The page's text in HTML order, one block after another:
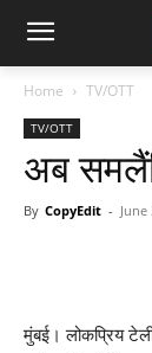
Home TV/OTT
TV/OTT
अब
By CopyEdit - June
मुंबई। लोकप्रिय